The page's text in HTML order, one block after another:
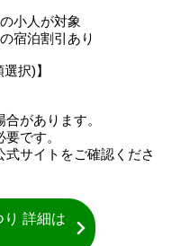
小人が対象
宿泊割引あり
択)】
があります。
です。
サイトをご確認くださ
詳細は